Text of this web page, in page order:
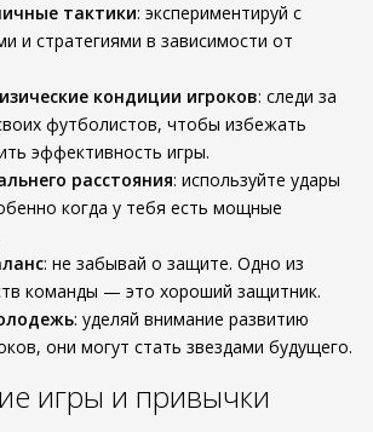
тактики: экспериментируй с
и стратегиями в зависимости от
кондиции игроков: следи за
футболистов, чтобы избежать
эффективность игры.
расстояния: используйте удары
когда у тебя есть мощные
: не забывай о защите. Одно из
команды — это хороший защитник.
: уделяй внимание развитию
они могут стать звездами будущего.
игры и привычки